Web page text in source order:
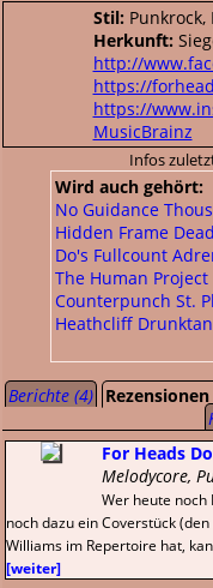
Stil: Punkrock,
Herkunft:
http://
https://
https://
MusicBrainz
Infos
Wird auch gehört:
No Guidance
Hidden Frame
Do's Fullcount
The Human Project
Counterpunch St.
Heathcliff
Berichte (4) Rezensionen
For Heads
Melodycore,
Wer heute
noch dazu ein Coverstück
Williams im Repertoire hat,
[weiter]